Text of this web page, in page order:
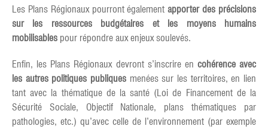
Les Plans Régionaux pourront égalementapporter des précisions
sur les ressources budgétaires et les moyens humains
mobilisables pour répondre aux enjeux soulevés.
Enfin, les Plans Régionaux devront s’inscrire en cohérence avec
les autres politiques publiques menées sur les territoires, en lien
tant avec la thématique de la santé (Loi de Financement de la
Sécurité Sociale, Objectif Nationale, plans thématiques par
pathologies, etc.) qu’avec celle de l’environnement (par exemple